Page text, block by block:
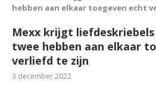
hebben aan elkaar toegeven echt
Mexx krijgt
twee hebben aan elkaar
verliefd te zijn
3 december 2022